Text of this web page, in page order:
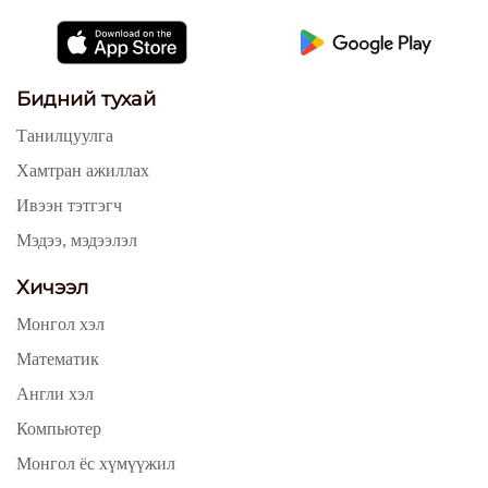
Бидний тухай
Танилцуулга
Хамтран ажиллах
Ивээн тэтгэгч
Мэдээ, мэдээлэл
Хичээл
Монгол хэл
Математик
Англи хэл
Компьютер
Монгол ёс хүмүүжил